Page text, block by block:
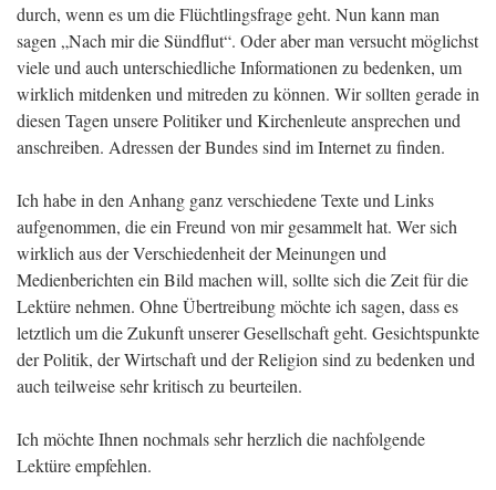
durch, wenn es um die Flüchtlingsfrage geht. Nun kann man
sagen „Nach mir die Sündflut“. Oder aber man versucht möglichst
viele und auch unterschiedliche Informationen zu bedenken, um
wirklich mitdenken und mitreden zu können. Wir sollten gerade in
diesen Tagen unsere Politiker und Kirchenleute ansprechen und
anschreiben. Adressen der Bundes sind im Internet zu finden.
Ich habe in den Anhang ganz verschiedene Texte und Links
aufgenommen, die ein Freund von mir gesammelt hat. Wer sich
wirklich aus der Verschiedenheit der Meinungen und
Medienberichten ein Bild machen will, sollte sich die Zeit für die
Lektüre nehmen. Ohne Übertreibung möchte ich sagen, dass es
letztlich um die Zukunft unserer Gesellschaft geht. Gesichtspunkte
der Politik, der Wirtschaft und der Religion sind zu bedenken und
auch teilweise sehr kritisch zu beurteilen.
Ich möchte Ihnen nochmals sehr herzlich die nachfolgende
Lektüre empfehlen.